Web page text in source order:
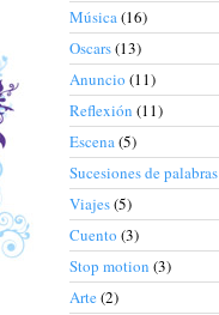
Música(16)
Oscars(13)
Anuncio (11)
Reflexión (11)
Escena(5)
Sucesiones de palabras
Viajes(5)
Cuento (3)
Stop motion (3)
Arte(2)